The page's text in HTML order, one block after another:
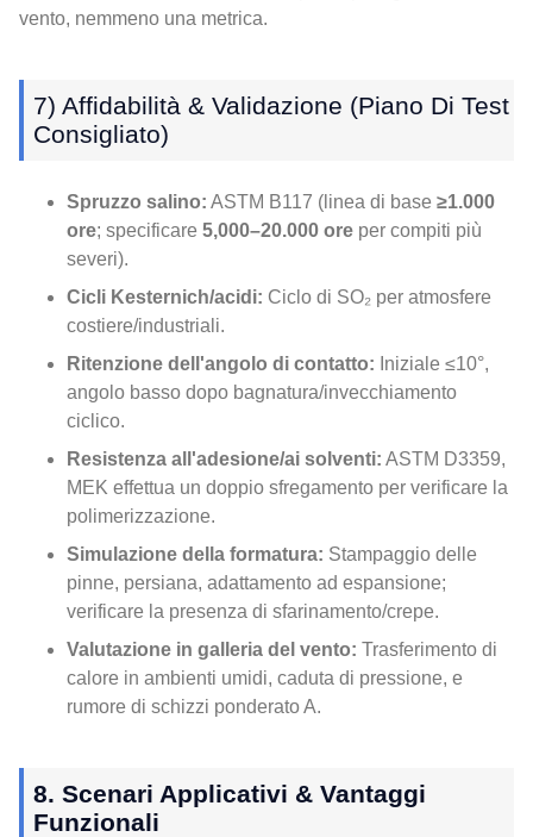
vento, nemmeno una metrica.
7) Affidabilità & Validazione (Piano Di Test
Consigliato)
Spruzzo salino: ASTM B117 (linea di base ≥1.000
ore; specificare 5,000–20.000 ore per compiti più
severi).
Cicli Kesternich/acidi: Ciclo di SO₂ per atmosfere
costiere/industriali.
Ritenzione dell'angolo di contatto: Iniziale ≤10°,
angolo basso dopo bagnatura/invecchiamento
ciclico.
Resistenza all'adesione/ai solventi: ASTM D3359,
MEK effettua un doppio sfregamento per verificare la
polimerizzazione.
Simulazione della formatura: Stampaggio delle
pinne, persiana, adattamento ad espansione;
verificare la presenza di sfarinamento/crepe.
Valutazione in galleria del vento: Trasferimento di
calore in ambienti umidi, caduta di pressione, e
rumore di schizzi ponderato A.
8. Scenari Applicativi & Vantaggi
Funzionali